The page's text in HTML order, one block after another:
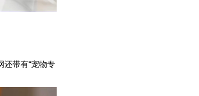
还带有“宠物专